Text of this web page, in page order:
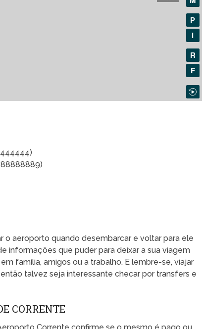
o aeroporto quando desembarcar e voltar para ele
informações que puder para deixar a sua viagem
família, amigos ou a trabalho. E lembre-se, viajar
talvez seja interessante checar por transfers e
CORRENTE
Corrente confirme se o mesmo é pago ou